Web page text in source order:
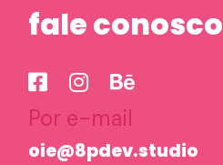
fale conosco
Por e-mail
oie@8pdev.studio